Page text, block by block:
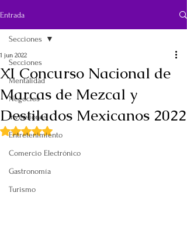
Entrada
Secciones
Mentalidad
Negocios
Inversiones
Entretenimiento
Comercio Electrónico
Gastronomía
Turismo
Secciones
XI Concurso Nacional de
Marcas de Mezcal y
Destilados Mexicanos 2022
1 jun 2022
Obtuvo NaN de 5 estrellas.